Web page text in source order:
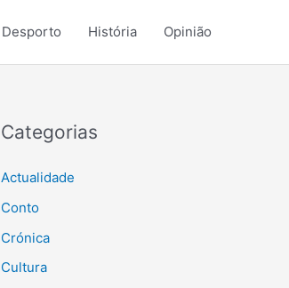
Desporto História Opinião
Categorias
Actualidade
Conto
Crónica
Cultura